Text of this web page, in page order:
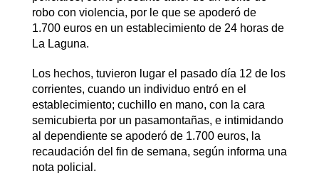
robo con violencia, por le que se apoderó de
1.700 euros en un establecimiento de 24 horas de
La Laguna.
Los hechos, tuvieron lugar el pasado día 12 de los
corrientes, cuando un individuo entró en el
establecimiento; cuchillo en mano, con la cara
semicubierta por un pasamontañas, e intimidando
al dependiente se apoderó de 1.700 euros, la
recaudación del fin de semana, según informa una
nota policial.